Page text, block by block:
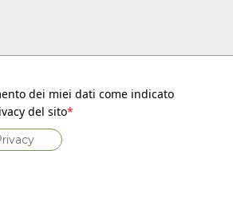
dei miei dati come indicato
del sito*